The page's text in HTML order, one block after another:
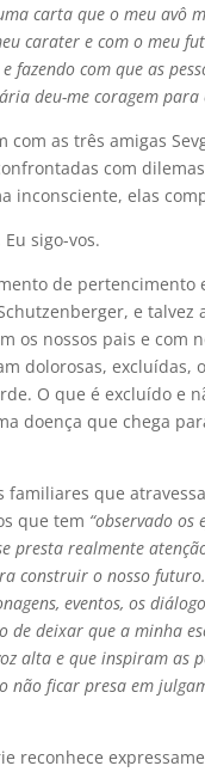
carta que o meu avô
carater e com o meu
fazendo com que as
deu-me coragem para
com as três amigas
com
inconsciente, elas
sigo-vos.
de pertencimento
e
os nossos pais e
dolorosas,
O que é excluído e
doença que chega
que
que tem “observado os
presta realmente
construir o nosso
eventos, os
de deixar que a minha
alta e que inspiram as
não ficar presa em
reconhece